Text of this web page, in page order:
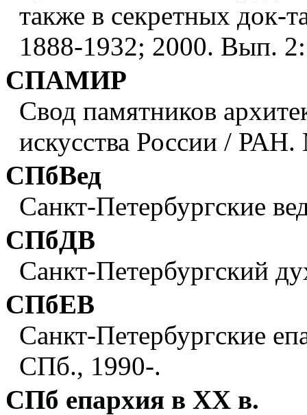
также в секретных док-
1888-1932; 2000. Вып.
СПАМИР
Свод памятников
искусства России /
СПбВед
Санкт-Петербургские
СПбДВ
Санкт-Петербургский
СПбЕВ
Санкт-Петербургские
СПб., 1990-.
СПб епархия в ХХ в.